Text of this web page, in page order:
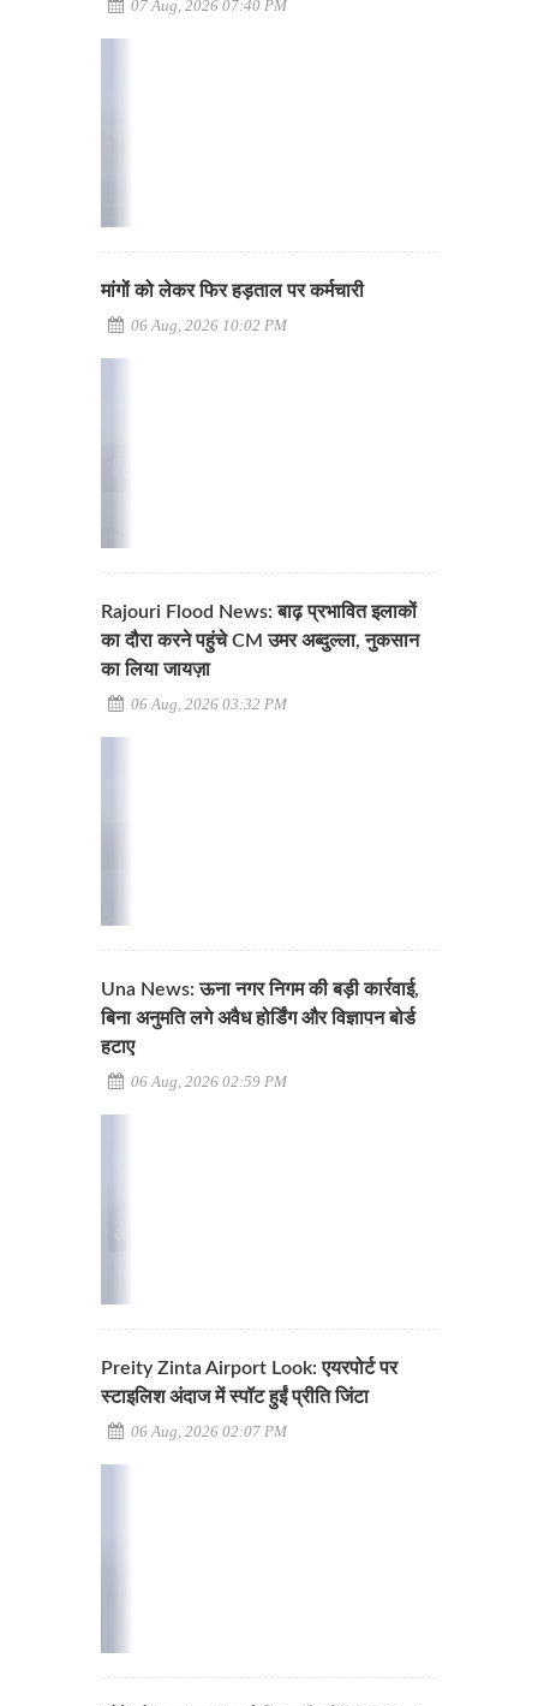
07 Aug, 2026 07:40 PM
मांगों को लेकर फिर हड़ताल पर कर्मचारी
06 Aug, 2026 10:02 PM
Rajouri Flood News: बाढ़ प्रभावित इलाकों
का दौरा करने पहुंचे CM उमर अब्दुल्ला, नुकसान
का लिया जायज़ा
06 Aug, 2026 03:32 PM
Una News: ऊना नगर निगम की बड़ी कार्रवाई,
बिना अनुमति लगे अवैध होर्डिंग और विज्ञापन बोर्ड
हटाए
06 Aug, 2026 02:59 PM
Preity Zinta Airport Look: एयरपोर्ट पर
स्टाइलिश अंदाज में स्पॉट हुईं प्रीति जिंटा
06 Aug, 2026 02:07 PM